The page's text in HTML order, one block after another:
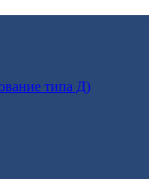
типа Д)